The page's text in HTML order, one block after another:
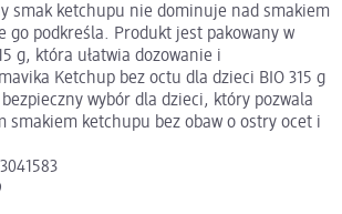
smak ketchupu nie dominuje nad smakiem
go podkreśla. Produkt jest pakowany w
g, która ułatwia dozowanie i
Ketchup bez octu dla dzieci BIO 315 g
wybór dla dzieci, który pozwala
smakiem ketchupu bez obaw o ostry ocet i